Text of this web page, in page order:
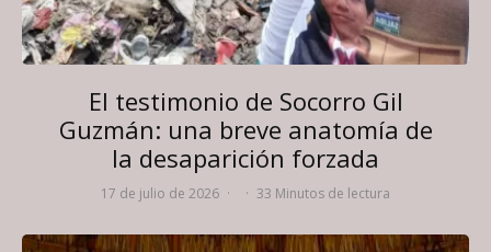
El testimonio de Socorro Gil
Guzmán: una breve anatomía de
la desaparición forzada
17 de julio de 2026 · · 33 Minutos de lectura